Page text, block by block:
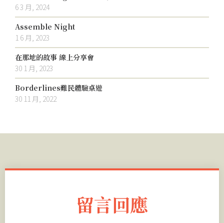
6 3 月, 2024
Assemble Night
1 6 月, 2023
在那地的故事 線上分享會
30 1 月, 2023
Borderlines難民體驗桌遊
30 11 月, 2022
留言回應